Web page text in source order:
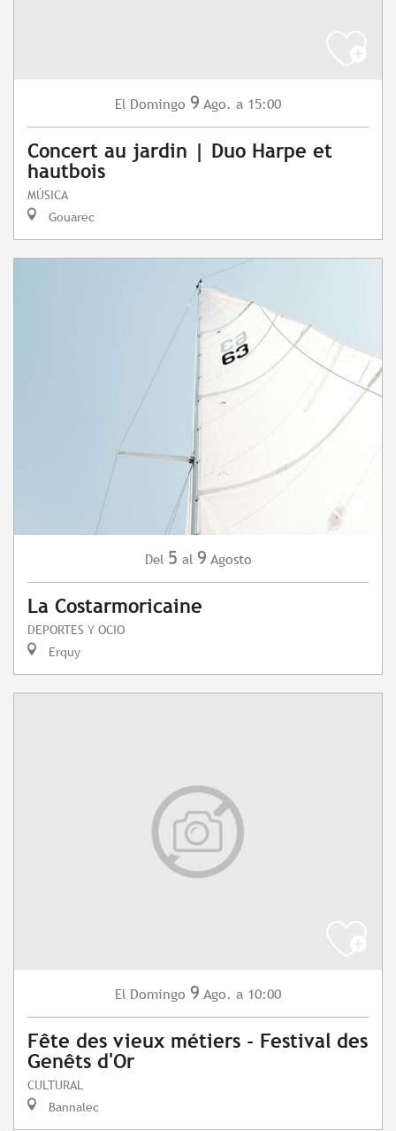
El Domingo 9 Ago. a 15:00
Concert au jardin | Duo Harpe et
hautbois
MÚSICA
Gouarec
Del 5 al 9 Agosto
La Costarmoricaine
DEPORTES Y OCIO
Erquy
El Domingo 9 Ago. a 10:00
Fête des vieux métiers - Festival des
Genêts d'Or
CULTURAL
Bannalec